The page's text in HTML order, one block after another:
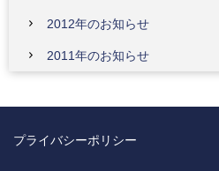
2012年のお知らせ
2011年のお知らせ
プライバシーポリシー